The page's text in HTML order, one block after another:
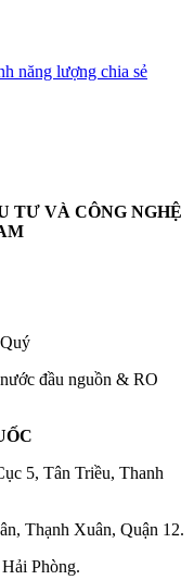
năng lượng chia sẻ
TƯ VÀ CÔNG NGHỆ
đầu nguồn & RO
5, Tân Triều, Thanh
Thạnh Xuân, Quận 12.
Phòng.